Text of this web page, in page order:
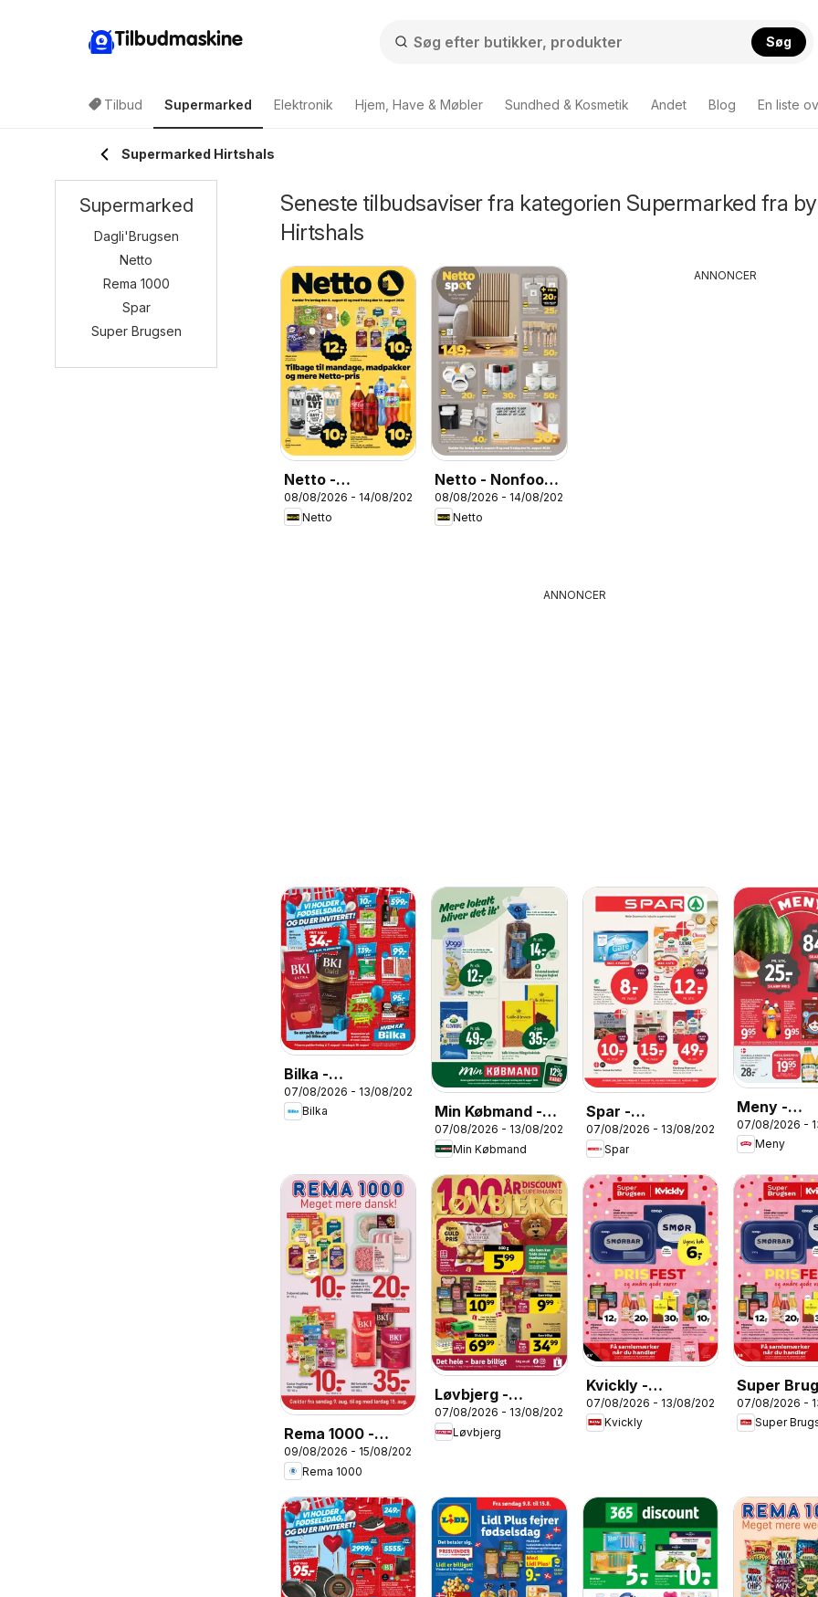
Tilbudmaskine Søg
Tilbud Supermarked Elektronik Hjem, Have & Møbler Sundhed & Kosmetik Andet Blog En liste
Supermarked Hirtshals
Seneste tilbudsaviser fra kategorien Supermarked fra
Hirtshals
Netto -
Tilbudsavis uge
33
08/08/2026 - 14/08/2026
Netto
Netto - Nonfood
uge 33
08/08/2026 - 14/08/2026
Netto
ANNONCER
ANNONCER
Bilka -
Tilbudsavis uge
33
07/08/2026 - 13/08/2026
Bilka
Min Købmand -
Tilbudsavis uge
33
07/08/2026 - 13/08/2026
Min Købmand
Spar -
Tilbudsavis uge
33
07/08/2026 - 13/08/2026
Spar
Meny -
33
07/08/2026 -
Meny
Rema 1000 -
Tilbudsavis uge
33
09/08/2026 - 15/08/2026
Rema 1000
Løvbjerg -
Tilbudsavis uge
33
07/08/2026 - 13/08/2026
Løvbjerg
Kvickly -
Tilbudsavis uge
32
07/08/2026 - 13/08/2026
Kvickly
Super
32
07/08/2026 -
Super
Supermarked
Dagli'Brugsen
Netto
Rema 1000
Spar
Super Brugsen